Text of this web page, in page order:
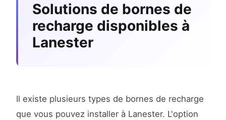
Solutions de bornes de
recharge disponibles à
Lanester
Il existe plusieurs types de bornes de recharge
que vous pouvez installer à Lanester. L'option